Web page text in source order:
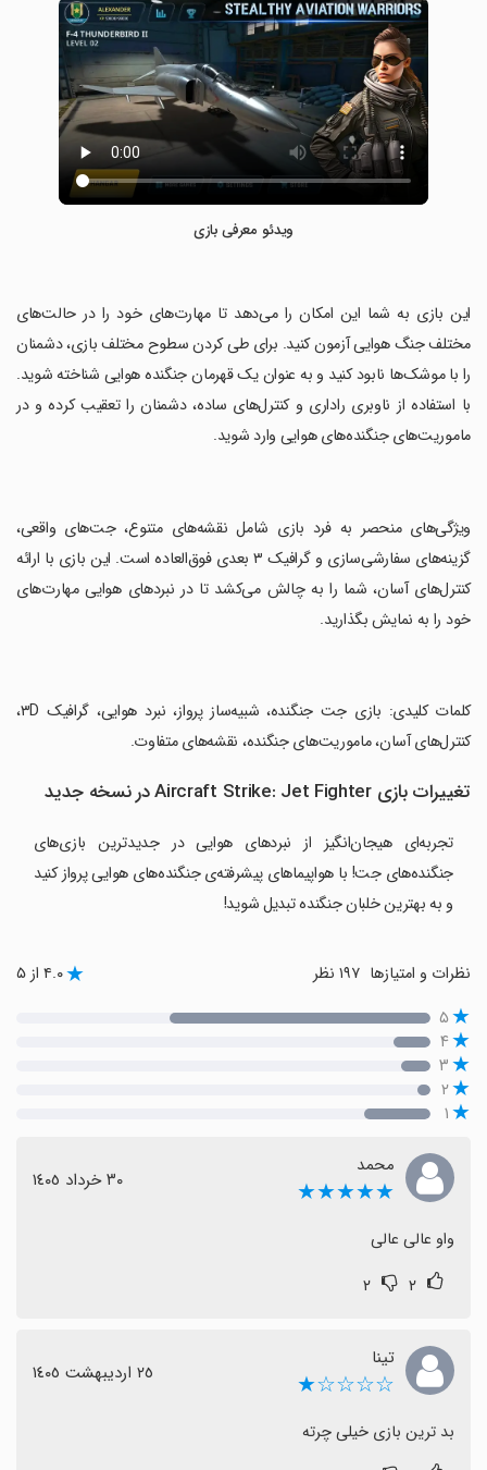
ویدئو معرفی بازی
‏این بازی به شما این امکان را می‌دهد تا مهارت‌های خود را در حالت‌های
مختلف جنگ هوایی آزمون کنید. برای طی کردن سطوح مختلف بازی، دشمنان
را با موشک‌ها نابود کنید و به عنوان یک قهرمان جنگنده هوایی شناخته شوید.
با استفاده از ناوبری راداری و کنترل‌های ساده، دشمنان را تعقیب کرده و در
ماموریت‌های جنگنده‌های هوایی وارد شوید.
‏ویژگی‌های منحصر به فرد بازی شامل نقشه‌های متنوع، جت‌های واقعی،
گزینه‌های سفارشی‌سازی و گرافیک ۳ بعدی فوق‌العاده است. این بازی با ارائه
کنترل‌های آسان، شما را به چالش می‌کشد تا در نبردهای هوایی مهارت‌های
خود را به نمایش بگذارید.
‏کلمات کلیدی: بازی جت جنگنده، شبیه‌ساز پرواز، نبرد هوایی، گرافیک ۳D،
کنترل‌های آسان، ماموریت‌های جنگنده، نقشه‌های متفاوت.
تغییرات بازی Aircraft Strike: Jet Fighter در نسخه جدید
تجربه‌ای هیجان‌انگیز از نبردهای هوایی در جدیدترین بازی‌های
جنگنده‌های جت! با هواپیماهای پیشرفته‌ی جنگنده‌های هوایی پرواز کنید
و به بهترین خلبان جنگنده تبدیل شوید!
نظرات و امتیازها ۴.۰ از ۵
۵
۴
۳
۲
۱
محمد
★★★★★ ٣٠ خرداد ١٤٠٥
واو عالی عالی
۲ ۲
تینا
☆☆☆☆★ ٢٥ اردیبهشت ١٤٠٥
بد ترین بازی خیلی چرته